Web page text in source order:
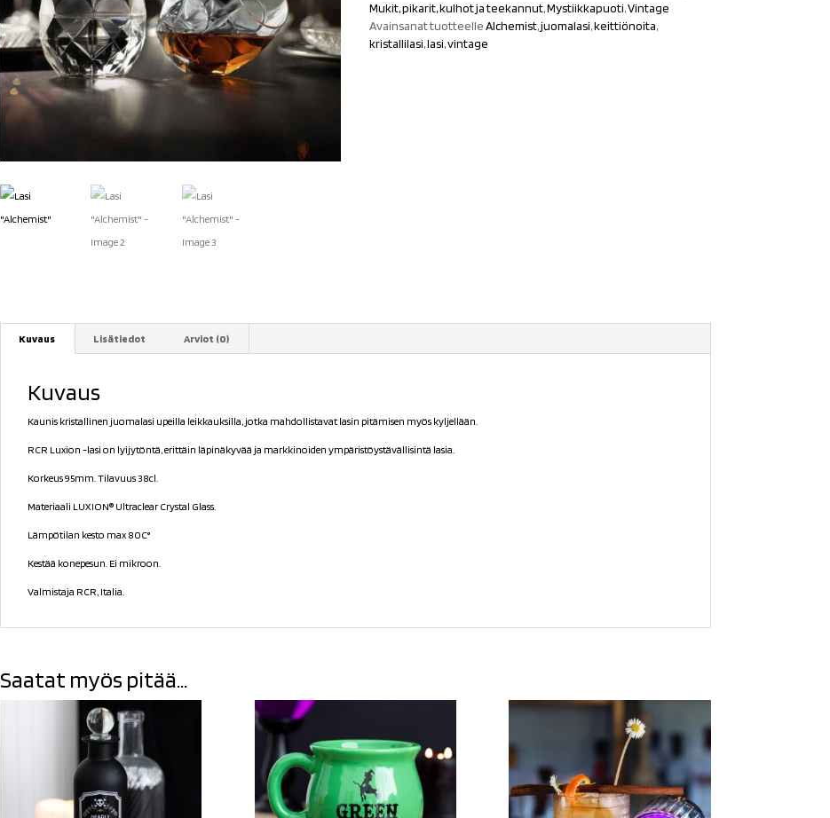
Mukit, pikarit, kulhot ja teekannut,Mystiikkapuoti,Vintage
Avainsanat tuotteelleAlchemist,juomalasi,keittiönoita,
kristallilasi,lasi,vintage
Kuvaus Lisätiedot Arviot (0)
Kuvaus
Kaunis kristallinen juomalasi upeilla leikkauksilla, jotka mahdollistavat lasin pitämisen myös kyljellään.
RCR Luxion -lasi on lyijytöntä, erittäin läpinäkyvää ja markkinoiden ympäristöystävällisintä lasia.
Korkeus 95mm. Tilavuus 38cl.
Materiaali LUXION® Ultraclear Crystal Glass.
Lämpötilan kesto max 80C°
Kestää konepesun. Ei mikroon.
Valmistaja RCR, Italia.
Saatat myös pitää...